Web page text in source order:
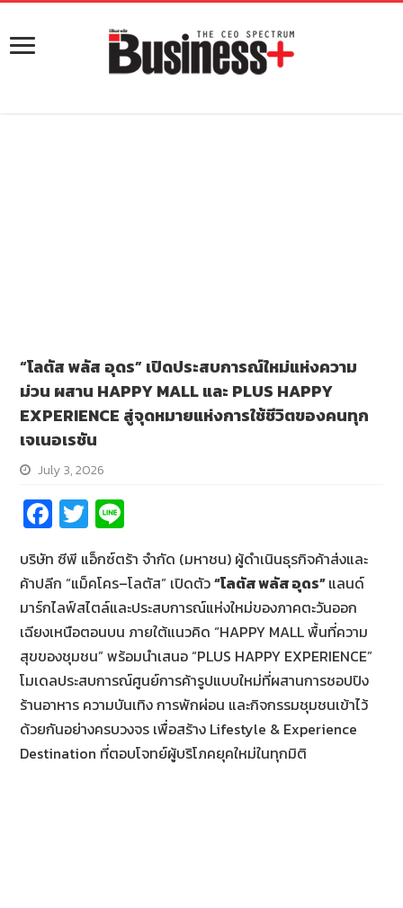
“โลตัส พลัส อุดร” เปิดประสบการณ์ใหม่แห่งความ
ม่วน ผสาน HAPPY MALL และ PLUS HAPPY
EXPERIENCE สู่จุดหมายแห่งการใช้ชีวิตของคนทุก
เจเนอเรชัน
July 3, 2026
Fa
ce
b
o
o
k
T
wi
tt
er
n
e
บริษัท ซีพี แอ็กซ์ตร้า จำกัด (มหาชน) ผู้ดำเนินธุรกิจค้าส่งและ
ค้าปลีก “แม็คโคร–โลตัส” เปิดตัว“โลตัส พลัส อุดร”แลนด์
มาร์กไลฟ์สไตล์และประสบการณ์แห่งใหม่ของภาคตะวันออก
เฉียงเหนือตอนบน ภายใต้แนวคิด “HAPPY MALL พื้นที่ความ
สุขของชุมชน” พร้อมนำเสนอ “PLUS HAPPY EXPERIENCE”
โมเดลประสบการณ์ศูนย์การค้ารูปแบบใหม่ที่ผสานการชอปปิง
ร้านอาหาร ความบันเทิง การพักผ่อน และกิจกรรมชุมชนเข้าไว้
ด้วยกันอย่างครบวงจร เพื่อสร้าง Lifestyle & Experience
Destination ที่ตอบโจทย์ผู้บริโภคยุคใหม่ในทุกมิติ